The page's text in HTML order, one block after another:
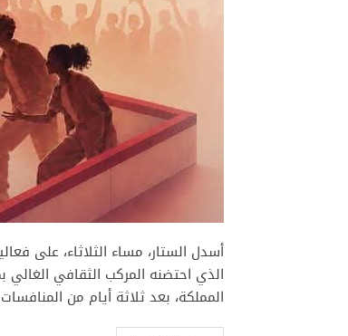
أسدل الستار، مساء الثلاثاء، على
الذي احتضنه المركب الثقافي الغالي
المملكة، بعد ثلاثة أيام من